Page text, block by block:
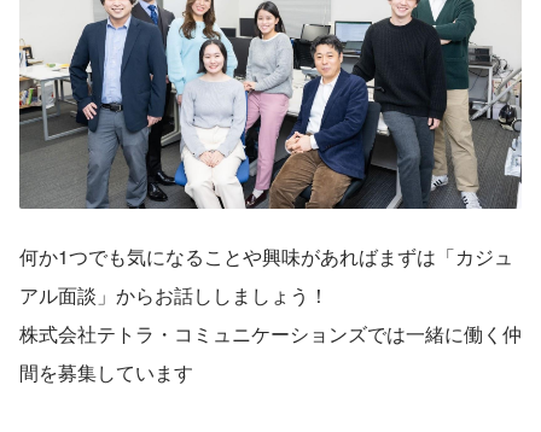
何か1つでも気になることや興味があればまずは「カジュ
アル面談」からお話ししましょう！
株式会社テトラ・コミュニケーションズでは一緒に働く仲
間を募集しています